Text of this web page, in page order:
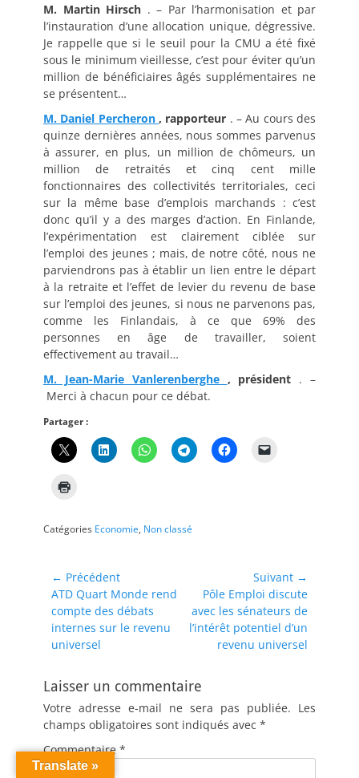
M. Martin Hirsch . – Par l’harmonisation et par
l’instauration d’une allocation unique, dégressive.
Je rappelle que si le seuil pour la CMU a été fixé
sous le minimum vieillesse, c’est pour éviter qu’un
million de bénéficiaires âgés supplémentaires ne
se présentent…
M. Daniel Percheron , rapporteur . – Au cours des
quinze dernières années, nous sommes parvenus
à assurer, en plus, un million de chômeurs, un
million de retraités et cinq cent mille
fonctionnaires des collectivités territoriales, ceci
sur la même base d’emplois marchands : c’est
donc qu’il y a des marges d’action. En Finlande,
l’expérimentation est clairement ciblée sur
l’emploi des jeunes ; mais, de notre côté, nous ne
parviendrons pas à établir un lien entre le départ
à la retraite et l’effet de levier du revenu de base
sur l’emploi des jeunes, si nous ne parvenons pas,
comme les Finlandais, à ce que 69% des
personnes en âge de travailler, soient
effectivement au travail…
M. Jean-Marie Vanlerenberghe , président . –
Merci à chacun pour ce débat.
Partager :
Catégories Economie, Non classé
Navigation
de
l’article
← Précédent
Article
précédent :
ATD Quart Monde rend
compte des débats
internes sur le revenu
universel
Suivant →
Article
suivant :
Pôle Emploi discute
avec les sénateurs de
l’intérêt potentiel d’un
revenu universel
Laisser un commentaire
Votre adresse e-mail ne sera pas publiée. Les
champs obligatoires sont indiqués avec *
Commentaire *
Translate »